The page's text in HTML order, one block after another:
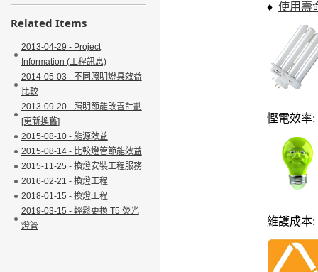
♦ 使用壽
慳電效率:
維護成本:
Related Items
2013-04-29 - Project
Information (工程訊息)
2014-05-03 - 不同照明燈具效益
比較
2013-09-20 - 照明節能改善計劃
[更新換舊]
2015-08-10 - 能源效益
2015-08-14 - 比較燈管節能效益
2015-11-25 - 換燈安裝工程服務
2016-02-21 - 換燈工程
2018-01-15 - 換燈工程
2019-03-15 - 輕鬆更換 T5 熒光
燈管